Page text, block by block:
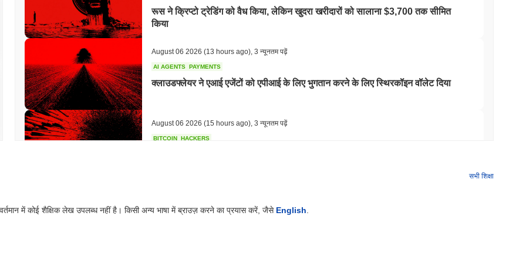
रूस ने क्रिप्टो ट्रेडिंग को वैध किया, लेकिन खुदरा खरीदारों को सालाना $3,700 तक सीमित
किया
August 06 2026 (13 hours ago) 3 न्यूनतम पढ़ें
AI AGENTS PAYMENTS
क्लाउडफ्लेयर ने एआई एजेंटों को एपीआई के लिए भुगतान करने के लिए स्थिरकॉइन वॉलेट दिया
August 06 2026 (15 hours ago) 3 न्यूनतम पढ़ें
BITCOIN HACKERS
CIRCLE TOKENIZATION
सभी शिक्षा
में कोई शैक्षिक लेख उपलब्ध नहीं है। किसी अन्य भाषा में ब्राउज़ करने का प्रयास करें, जैसे English